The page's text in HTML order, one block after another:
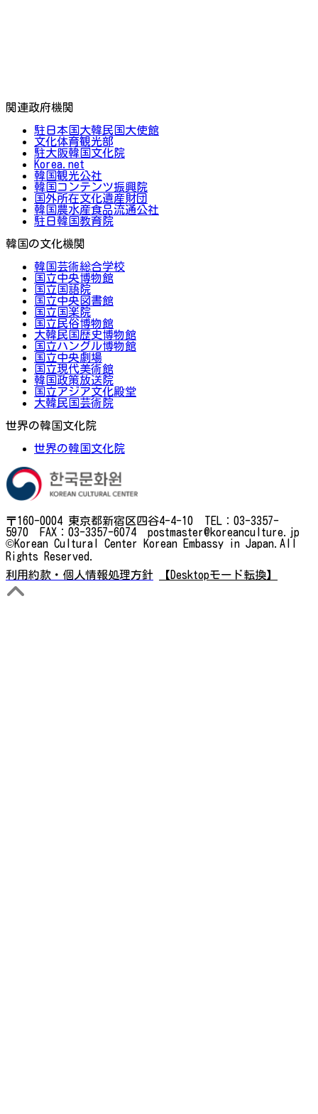
関連政府機関
駐日本国大韓民国大使館
文化体育観光部
駐大阪韓国文化院
Korea.net
韓国観光公社
韓国コンテンツ振興院
国外所在文化遺産財団
韓国農水産食品流通公社
駐日韓国教育院
韓国の文化機関
韓国芸術総合学校
国立中央博物館
国立国語院
国立中央図書館
国立国楽院
国立民俗博物館
大韓民国歴史博物館
国立ハングル博物館
国立中央劇場
国立現代美術館
韓国政策放送院
国立アジア文化殿堂
大韓民国芸術院
世界の韓国文化院
世界の韓国文化院
〒160-0004 東京都新宿区四谷4-4-10 TEL：03-3357-
5970 FAX：03-3357-6074 postmaster@koreanculture.jp
©Korean Cultural Center Korean Embassy in Japan.All
Rights Reserved.
利用約款・個人情報処理方針
【Desktopモード転換】